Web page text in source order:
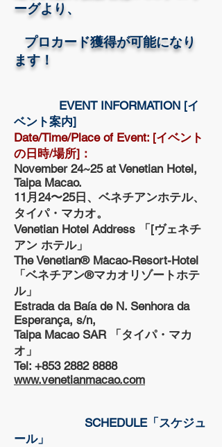
ーグより、
プロカード獲得が可能になり
ます！
EVENT INFORMATION [イ
ベント案内]
Date/Time/Place of Event: [イベント
の日時/場所]：
November 24~25 at Venetian Hotel,
Taipa Macao.
11月24〜25日、ベネチアンホテル、
タイパ・マカオ。
Venetian Hotel Address 「[ヴェネチ
アン ホテル」
The Venetian® Macao-Resort-Hotel
「ベネチアン®マカオリゾートホテ
ル」
Estrada da Baía de N. Senhora da
Esperança, s/n,
Taipa Macao SAR 「タイパ・マカ
オ」
Tel: +853 2882 8888
www.venetianmacao.com
SCHEDULE「スケジュ
ール」